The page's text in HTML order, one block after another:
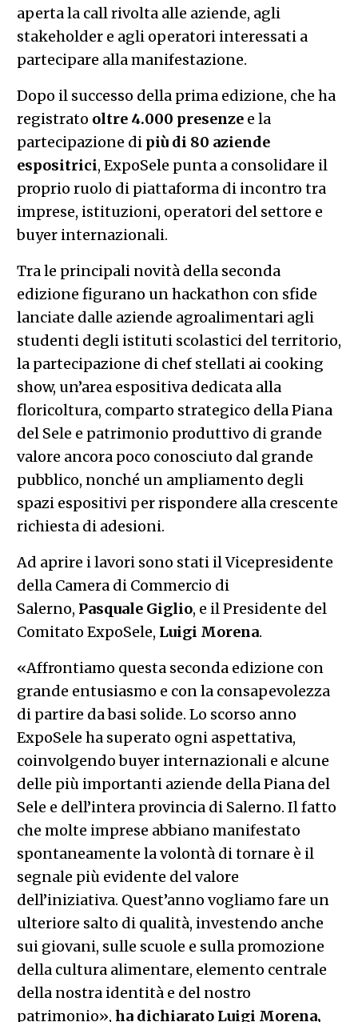
aperta la call rivolta alle aziende, agli
stakeholder e agli operatori interessati a
partecipare alla manifestazione.
Dopo il successo della prima edizione, che ha
registrato oltre 4.000 presenzee la
partecipazione di più di 80 aziende
espositrici, ExpoSele punta a consolidare il
proprio ruolo di piattaforma di incontro tra
imprese, istituzioni, operatori del settore e
buyer internazionali.
Tra le principali novità della seconda
edizione figurano un hackathon con sfide
lanciate dalle aziende agroalimentari agli
studenti degli istituti scolastici del territorio,
la partecipazione di chef stellati ai cooking
show, un’area espositiva dedicata alla
floricoltura, comparto strategico della Piana
del Sele e patrimonio produttivo di grande
valore ancora poco conosciuto dal grande
pubblico, nonché un ampliamento degli
spazi espositivi per rispondere alla crescente
richiesta di adesioni.
Ad aprire i lavori sono stati il Vicepresidente
della Camera di Commercio di
Salerno, Pasquale Giglio, e il Presidente del
Comitato ExpoSele, Luigi Morena.
«Affrontiamo questa seconda edizione con
grande entusiasmo e con la consapevolezza
di partire da basi solide. Lo scorso anno
ExpoSele ha superato ogni aspettativa,
coinvolgendo buyer internazionali e alcune
delle più importanti aziende della Piana del
Sele e dell’intera provincia di Salerno. Il fatto
che molte imprese abbiano manifestato
spontaneamente la volontà di tornare è il
segnale più evidente del valore
dell’iniziativa. Quest’anno vogliamo fare un
ulteriore salto di qualità, investendo anche
sui giovani, sulle scuole e sulla promozione
della cultura alimentare, elemento centrale
della nostra identità e del nostro
patrimonio», ha dichiarato Luigi Morena,